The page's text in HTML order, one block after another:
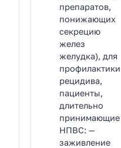
препаратов,
понижающих
секрецию
желез
желудка), для
профилактики
рецидива,
пациенты,
длительно
принимающие
НПВС: —
заживление